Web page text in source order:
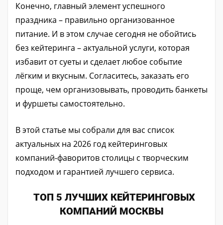
Конечно, главный элемент успешного
праздника – правильно организованное
питание. И в этом случае сегодня не обойтись
без кейтеринга –актуальной услуги, которая
избавит от суеты и сделает любое событие
лёгким и вкусным. Согласитесь, заказать его
проще, чем организовывать, проводить банкеты
и фуршеты самостоятельно.
В этой статье мы собрали для вас список
актуальных на 2026 год кейтеринговых
компаний-фаворитов столицы с творческим
подходом и гарантией лучшего сервиса.
ТОП 5 ЛУЧШИХ КЕЙТЕРИНГОВЫХ
КОМПАНИЙ МОСКВЫ